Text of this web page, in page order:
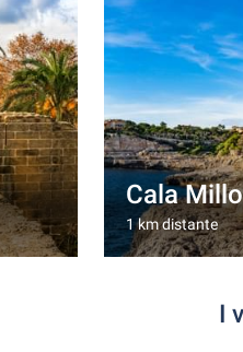
Cala
1 km distante
I